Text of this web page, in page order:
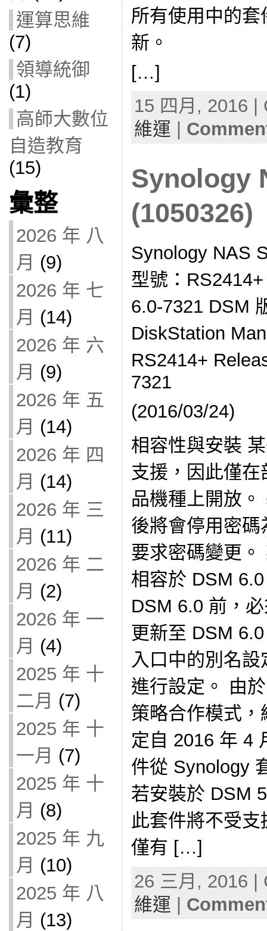
運算思維
(7)
領導統御
(1)
高師大數位
自造教育
(15)
彙整
2026 年 八
月 (9)
2026 年 七
月 (14)
2026 年 六
月 (9)
2026 年 五
月 (14)
2026 年 四
月 (14)
2026 年 三
月 (11)
2026 年 二
月 (2)
2026 年 一
月 (4)
2025 年 十
二月 (7)
2025 年 十
一月 (7)
2025 年 十
月 (8)
2025 年 九
月 (10)
2025 年 八
月 (13)
所有使用中的
新。
[…]
15 四月, 2016
維運 |
Synology
(1050326)
Synology NAS
型號：
6.0-7321 DSM
DiskStation
RS2414+
7321
(2016/03/24)
相容性與安裝
支援，因此僅
品機種上開放
後將會停用密
要求密碼變更
相容於 DSM
DSM 6.0 前，
更新至 DSM
入口中的別名
進行設定。 由
策略合作模式
定自 2016 年 4
件從 Synology
若安裝於 DSM
此套件將不受
僅有 […]
26 三月, 2016
維運 |